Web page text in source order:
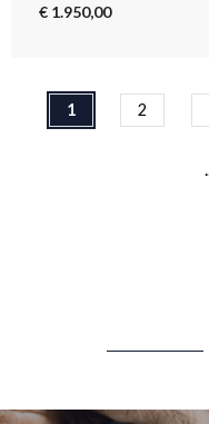
€ 1.950,00
1 2